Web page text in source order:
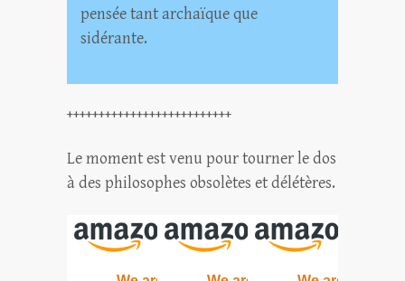
pensée tant archaïque que
sidérante.
++++++++++++++++++++++++++
Le moment est venu pour tourner le dos
à des philosophes obsolètes et délétères.